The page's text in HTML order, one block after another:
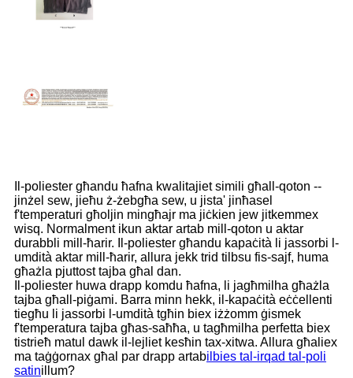
Il-poliester għandu ħafna kwalitajiet simili għall-qoton --
jinżel sew, jieħu ż-żebgħa sew, u jista' jinħasel
f'temperaturi għoljin mingħajr ma jiċkien jew jitkemmex
wisq. Normalment ikun aktar artab mill-qoton u aktar
durabbli mill-ħarir. Il-poliester għandu kapaċità li jassorbi l-
umdità aktar mill-ħarir, allura jekk trid tilbsu fis-sajf, huma
għażla pjuttost tajba għal dan.
Il-poliester huwa drapp komdu ħafna, li jagħmilha għażla
tajba għall-piġami. Barra minn hekk, il-kapaċità eċċellenti
tiegħu li jassorbi l-umdità tgħin biex iżżomm ġismek
f'temperatura tajba għas-saħħa, u tagħmilha perfetta biex
tistrieħ matul dawk il-lejliet kesħin tax-xitwa. Allura għaliex
ma taġġornax għal par drapp artabilbies tal-irqad tal-poli
satinillum?